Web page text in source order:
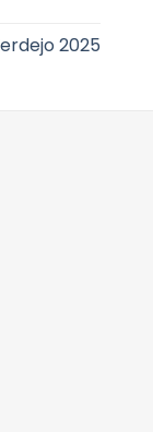
2025